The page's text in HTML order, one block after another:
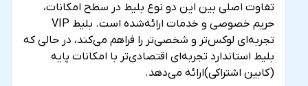
کابین‌های سرپوشیده ارائه می‌دهد. با طیف وسیعی از
تجربیات که باعث می شود شما دوباره برای کسب
اطلاعات بیشتر برگردید، راه های بی شماری برای برقراری
ارتباط و جشن گرفتن در دبی پیدا خواهید کرد.
تفاوت اصلی بین این دو نوع بلیط در سطح امکانات،
حریم خصوصی و خدمات ارائه‌شده است. بلیط VIP
تجربه‌ای لوکس‌تر و شخصی‌تر را فراهم می‌کند، در حالی که
بلیط استاندارد تجربه‌ای اقتصادی‌تر با امکانات پایه
(کابین اشتراکی)ارائه می‌دهد.